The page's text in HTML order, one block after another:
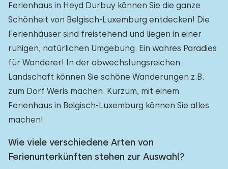
Ferienhaus in Heyd Durbuy können Sie die ganze
Schönheit von Belgisch-Luxemburg entdecken! Die
Ferienhäuser sind freistehend und liegen in einer
ruhigen, natürlichen Umgebung. Ein wahres Paradies
für Wanderer! In der abwechslungsreichen
Landschaft können Sie schöne Wanderungen z.B.
zum Dorf Weris machen. Kurzum, mit einem
Ferienhaus in Belgisch-Luxemburg können Sie alles
machen!
Wie viele verschiedene Arten von
Ferienunterkünften stehen zur Auswahl?